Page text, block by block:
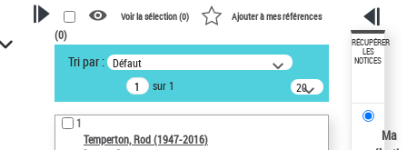
VOTRE RECHERCHE
Recherche avancée dans les
notices d’autorité
Œuvres liées à l'auteur :
Temperton, Rod (1947-2016)
Voir la sélection (0) Ajouter à mes références
(0)
Tri par : Défaut
sur 1
20
résultats/page
1
Temperton, Rod (1947-2016)
RÉCUPÉRER
LES
NOTICES
Ma